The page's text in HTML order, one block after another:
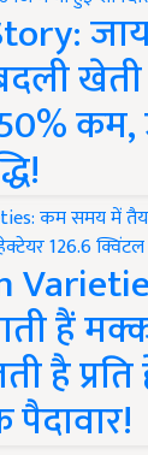
हैं
है